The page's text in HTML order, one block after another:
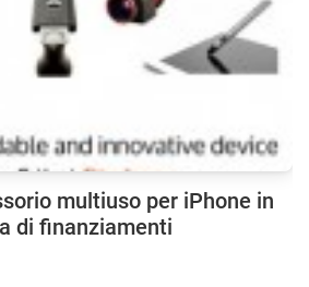
multiuso per iPhone in
di finanziamenti